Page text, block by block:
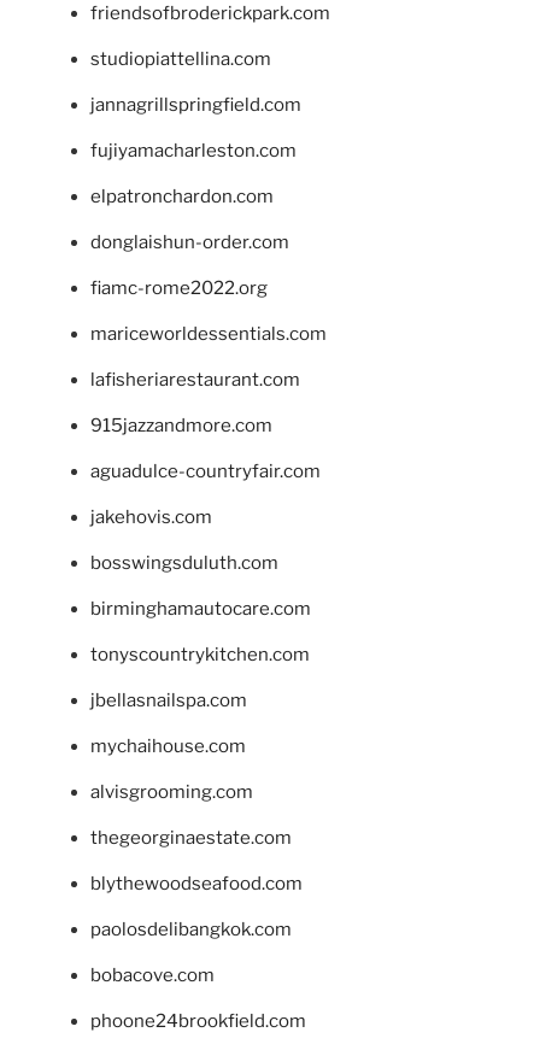
friendsofbroderickpark.com
studiopiattellina.com
jannagrillspringfield.com
fujiyamacharleston.com
elpatronchardon.com
donglaishun-order.com
fiamc-rome2022.org
mariceworldessentials.com
lafisheriarestaurant.com
915jazzandmore.com
aguadulce-countryfair.com
jakehovis.com
bosswingsduluth.com
birminghamautocare.com
tonyscountrykitchen.com
jbellasnailspa.com
mychaihouse.com
alvisgrooming.com
thegeorginaestate.com
blythewoodseafood.com
paolosdelibangkok.com
bobacove.com
phoone24brookfield.com